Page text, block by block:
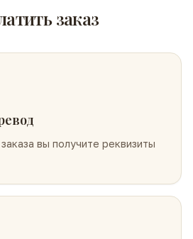
заказ
вы получите реквизиты